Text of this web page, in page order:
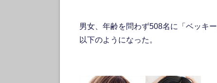
男女、年齢を問わず508名に「ベッキ
以下のようになった。